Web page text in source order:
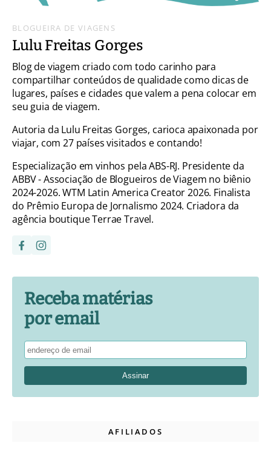
BLOGUEIRA DE VIAGENS
Lulu Freitas Gorges
Blog de viagem criado com todo carinho para
compartilhar conteúdos de qualidade como dicas de
lugares, países e cidades que valem a pena colocar em
seu guia de viagem.
Autoria da Lulu Freitas Gorges, carioca apaixonada por
viajar, com 27 países visitados e contando!
Especialização em vinhos pela ABS-RJ. Presidente da
ABBV - Associação de Blogueiros de Viagem no biênio
2024-2026. WTM Latin America Creator 2026. Finalista
do Prêmio Europa de Jornalismo 2024. Criadora da
agência boutique Terrae Travel.
Receba matérias
por email
AFILIADOS